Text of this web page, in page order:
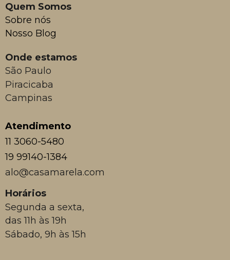
Quem Somos
Sobre nós
Nosso Blog
Onde estamos
São Paulo
Piracicaba
Campinas
Atendimento
11 3060-5480
19 99140-1384
alo@casamarela.com
Horários
Segunda a sexta,
das 11h às 19h
Sábado, 9h às 15h